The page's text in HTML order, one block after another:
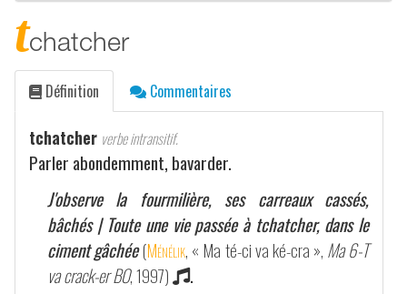
tchatcher
Définition Commentaires
tchatcher verbe intransitif.
Parler abondemment, bavarder.
J'observe la fourmilière, ses carreaux cassés,
bâchés | Toute une vie passée à tchatcher, dans le
ciment gâchée (Ménélik, « Ma té-ci va ké-cra », Ma 6-T
va crack-er BO, 1997) .